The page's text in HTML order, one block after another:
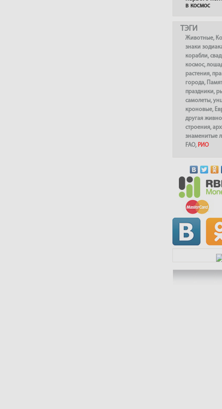
в космос
ТЭГИ
Животные,
знаки
корабли,
космос,
растения,
города,
праздники,
самолеты,
кроновые,
другая
строения,
знаменитые
FAO, РИО